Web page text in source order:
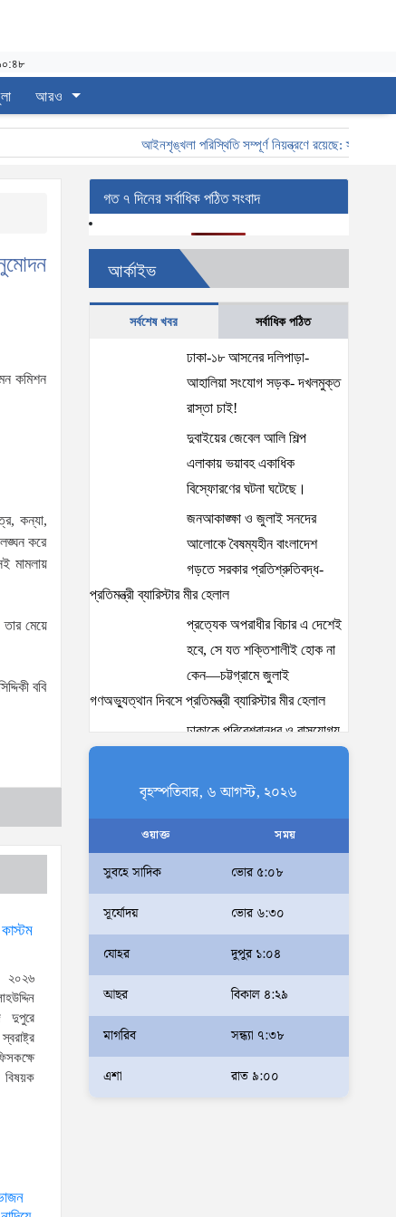
আরও
আইনশৃঙ্খলা পরিস্থিতি সম্পূর্ণ নিয়ন্ত্রণে রয়েছে: স্বরাষ্ট্রমন্ত্রী
কমিশন
কন্যা,
করে
মামলায়
মেয়ে
ববি
কাস্টম
বিষয়ক
গত ৭ দিনের সর্বাধিক পঠিত সংবাদ
আর্কাইভ
সর্বশেষ খবর সর্বাধিক পঠিত
ঢাকা-১৮ আসনের দলিপাড়া-
আহালিয়া সংযোগ সড়ক- দখলমুক্ত
রাস্তা চাই!
দুবাইয়ের জেবেল আলি শিল্প
এলাকায় ভয়াবহ একাধিক
বিস্ফোরণের ঘটনা ঘটেছে।
জনআকাঙ্ক্ষা ও জুলাই সনদের
আলোকে বৈষম্যহীন বাংলাদেশ
গড়তে সরকার প্রতিশ্রুতিবদ্ধ-
প্রতিমন্ত্রী ব্যারিস্টার মীর হেলাল
প্রত্যেক অপরাধীর বিচার এ দেশেই
হবে, সে যত শক্তিশালীই হোক না
কেন—চট্টগ্রামে জুলাই
গণঅভ্যুত্থান দিবসে প্রতিমন্ত্রী ব্যারিস্টার মীর হেলাল
ঢাকাকে পরিবেশবান্ধব ও বাসযোগ্য
নাগরিকদের দায়িত্বশীল ভূমিকা
পালন করতে হবে: স্থানীয় সরকার প্রতিমন্ত্রী মীর শাহে
ব্যারিস্টার মীর হেলাল
কার্যকর উদ্যোগ নেয়ার আহ্বান
পার্বত্য প্রতিমন্ত্রীর
খুনের মামলায় গ্রেপ্তার তার স্বামী
বৃহস্পতিবার, ৬ আগস্ট, ২০২৬
ওয়াক্ত সময়
সুবহে সাদিক ভোর ৫:০৮
সূর্যোদয় ভোর ৬:৩০
যোহর দুপুর ১:০৪
আছর বিকাল ৪:২৯
মাগরিব সন্ধ্যা ৭:৩৮
এশা রাত ৯:০০